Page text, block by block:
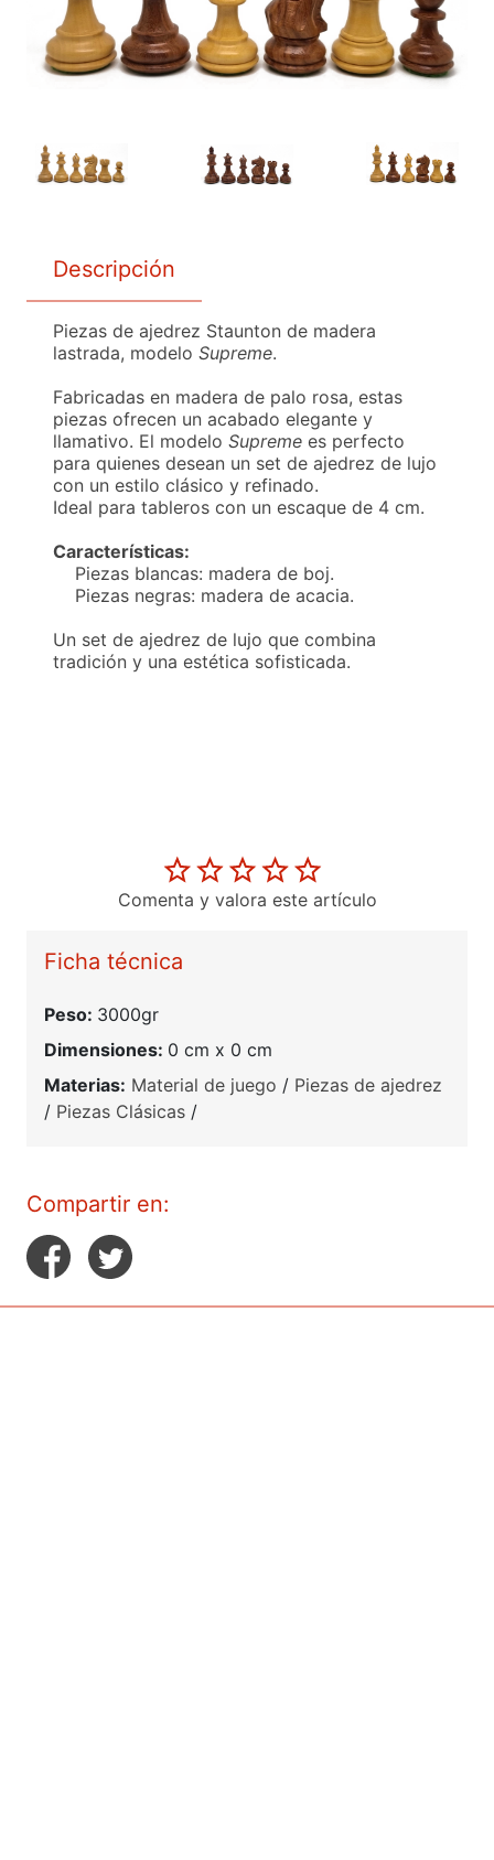
Comenta y valora este artículo
Ficha técnica
Peso: 3000gr
Dimensiones: 0 cm x 0 cm
Materias: Material de juego / Piezas de ajedrez
/ Piezas Clásicas /
Compartir en:
Descripción
Piezas de ajedrez Staunton de madera
lastrada, modelo Supreme.
Fabricadas en madera de palo rosa, estas
piezas ofrecen un acabado elegante y
llamativo. El modelo Supreme es perfecto
para quienes desean un set de ajedrez de lujo
con un estilo clásico y refinado.
Ideal para tableros con un escaque de 4 cm.
Características:
Piezas blancas: madera de boj.
Piezas negras: madera de acacia.
Un set de ajedrez de lujo que combina
tradición y una estética sofisticada.